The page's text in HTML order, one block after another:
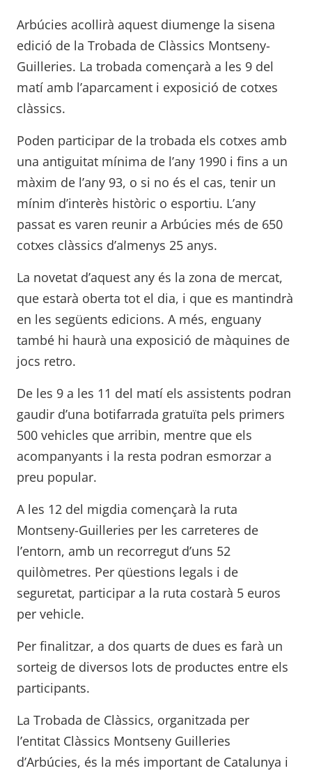
Arbúcies acollirà aquest diumenge la sisena
edició de la Trobada de Clàssics Montseny-
Guilleries. La trobada començarà a les 9 del
matí amb l’aparcament i exposició de cotxes
clàssics.
Poden participar de la trobada els cotxes amb
una antiguitat mínima de l’any 1990 i fins a un
màxim de l’any 93, o si no és el cas, tenir un
mínim d’interès històric o esportiu. L’any
passat es varen reunir a Arbúcies més de 650
cotxes clàssics d’almenys 25 anys.
La novetat d’aquest any és la zona de mercat,
que estarà oberta tot el dia, i que es mantindrà
en les següents edicions. A més, enguany
també hi haurà una exposició de màquines de
jocs retro.
De les 9 a les 11 del matí els assistents podran
gaudir d’una botifarrada gratuïta pels primers
500 vehicles que arribin, mentre que els
acompanyants i la resta podran esmorzar a
preu popular.
A les 12 del migdia començarà la ruta
Montseny-Guilleries per les carreteres de
l’entorn, amb un recorregut d’uns 52
quilòmetres. Per qüestions legals i de
seguretat, participar a la ruta costarà 5 euros
per vehicle.
Per finalitzar, a dos quarts de dues es farà un
sorteig de diversos lots de productes entre els
participants.
La Trobada de Clàssics, organitzada per
l’entitat Clàssics Montseny Guilleries
d’Arbúcies, és la més important de Catalunya i